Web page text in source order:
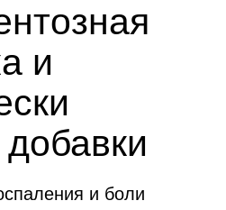
и
и боли